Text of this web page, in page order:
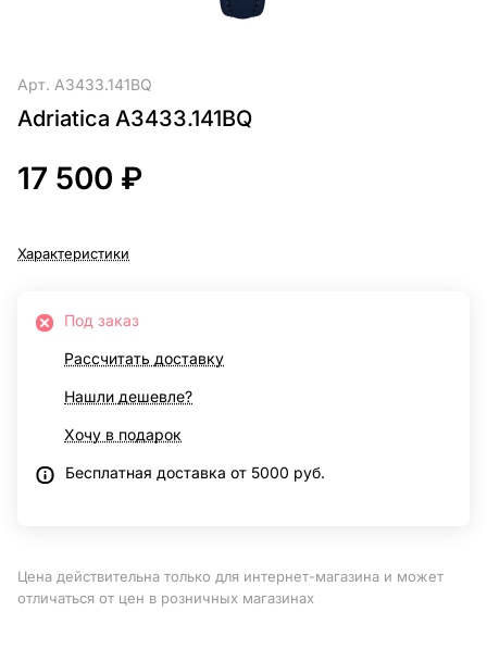
Арт. A3433.141BQ
Adriatica A3433.141BQ
17 500 ₽
Характеристики
Под заказ
Рассчитать доставку
Нашли дешевле?
Хочу в подарок
Бесплатная доставка от 5000 руб.
Цена действительна только для интернет-магазина и может
отличаться от цен в розничных магазинах